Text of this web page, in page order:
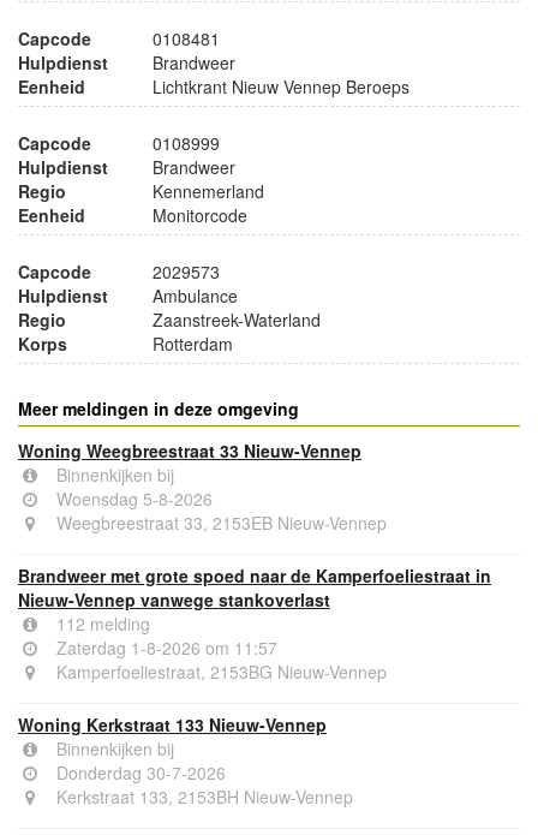
Capcode
0108481
Hulpdienst
Brandweer
Eenheid
Lichtkrant Nieuw Vennep Beroeps
Capcode
0108999
Hulpdienst
Brandweer
Regio
Kennemerland
Eenheid
Monitorcode
Capcode
2029573
Hulpdienst
Ambulance
Regio
Zaanstreek-Waterland
Korps
Rotterdam
Meer meldingen in deze omgeving
Woning Weegbreestraat 33 Nieuw-Vennep
Binnenkijken bij
Woensdag 5-8-2026
Weegbreestraat 33, 2153EB Nieuw-Vennep
Brandweer met grote spoed naar de Kamperfoeliestraat in
Nieuw-Vennep vanwege stankoverlast
112 melding
Zaterdag 1-8-2026 om 11:57
Kamperfoeliestraat, 2153BG Nieuw-Vennep
Woning Kerkstraat 133 Nieuw-Vennep
Binnenkijken bij
Donderdag 30-7-2026
Kerkstraat 133, 2153BH Nieuw-Vennep